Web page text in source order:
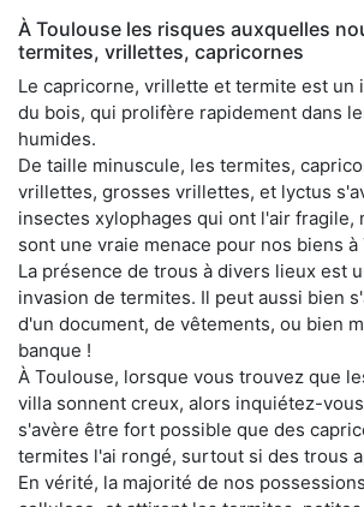
À Toulouse les risques auxquelles
termites, vrillettes, capricornes
Le capricorne, vrillette et termite est un
du bois, qui prolifère rapidement dans
humides.
De taille minuscule, les termites,
vrillettes, grosses vrillettes, et lyctus
insectes xylophages qui ont l'air fragile,
sont une vraie menace pour nos biens à
La présence de trous à divers lieux est
invasion de termites. Il peut aussi bien
d'un document, de vêtements, ou bien
banque !
À Toulouse, lorsque vous trouvez que
villa sonnent creux, alors inquiétez-
s'avère être fort possible que des
termites l'ai rongé, surtout si des trous
En vérité, la majorité de nos